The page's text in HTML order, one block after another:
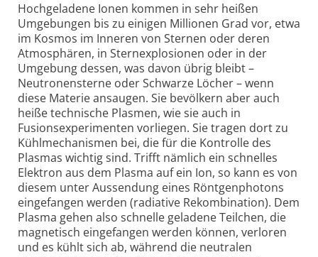
Hochgeladene Ionen kommen in sehr heißen
Umgebungen bis zu einigen Millionen Grad vor, etwa
im Kosmos im Inneren von Sternen oder deren
Atmosphären, in Sternexplosionen oder in der
Umgebung dessen, was davon übrig bleibt –
Neutronensterne oder Schwarze Löcher – wenn
diese Materie ansaugen. Sie bevölkern aber auch
heiße technische Plasmen, wie sie auch in
Fusionsexperimenten vorliegen. Sie tragen dort zu
Kühlmechanismen bei, die für die Kontrolle des
Plasmas wichtig sind. Trifft nämlich ein schnelles
Elektron aus dem Plasma auf ein Ion, so kann es von
diesem unter Aussendung eines Röntgenphotons
eingefangen werden (radiative Rekombination). Dem
Plasma gehen also schnelle geladene Teilchen, die
magnetisch eingefangen werden können, verloren
und es kühlt sich ab, während die neutralen